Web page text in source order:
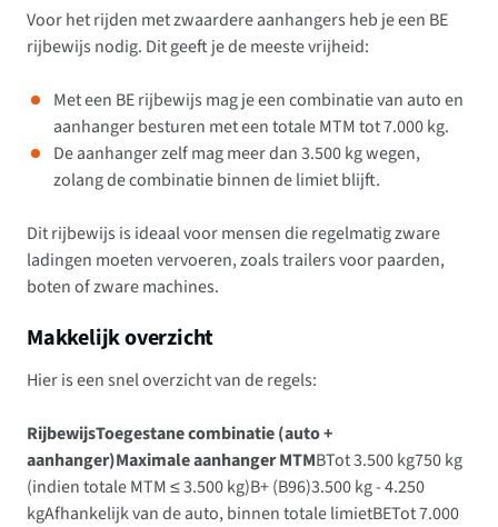
Voor het rijden met zwaardere aanhangers heb je een BE
rijbewijs nodig. Dit geeft je de meeste vrijheid:
Met een BE rijbewijs mag je een combinatie van auto en
aanhanger besturen met een totale MTM tot 7.000 kg.
De aanhanger zelf mag meer dan 3.500 kg wegen,
zolang de combinatie binnen de limiet blijft.
Dit rijbewijs is ideaal voor mensen die regelmatig zware
ladingen moeten vervoeren, zoals trailers voor paarden,
boten of zware machines.
Makkelijk overzicht
Hier is een snel overzicht van de regels:
RijbewijsToegestane combinatie (auto +
aanhanger)Maximale aanhanger MTMBTot 3.500 kg750 kg
(indien totale MTM ≤ 3.500 kg)B+ (B96)3.500 kg - 4.250
kgAfhankelijk van de auto, binnen totale limietBETot 7.000